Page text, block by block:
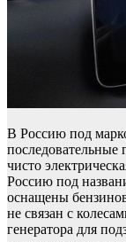
В Россию под
последовательные
чисто
Россию под
оснащены
не связан с
генератора для